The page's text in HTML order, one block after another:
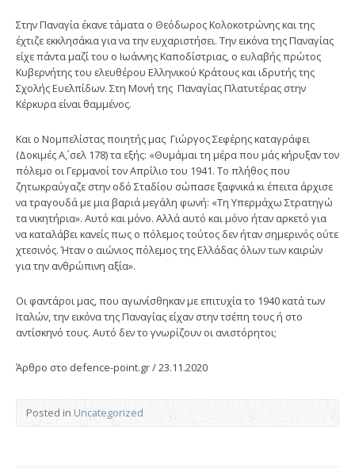
Στην Παναγία έκανε τάματα ο Θεόδωρος Κολοκοτρώνης και της
έχτιζε εκκλησάκια για να την ευχαριστήσει. Την εικόνα της Παναγίας
είχε πάντα μαζί του ο Ιωάννης Καποδίστριας, ο ευλαβής πρώτος
Κυβερνήτης του ελευθέρου Ελληνικού Κράτους και ιδρυτής της
Σχολής Ευελπίδων. Στη Μονή της Παναγίας Πλατυτέρας στην
Κέρκυρα είναι θαμμένος.
Και ο Νομπελίστας ποιητής μας Γιώργος Σεφέρης καταγράφει
(Δοκιμές Α΄, σελ 178) τα εξής: «Θυμάμαι τη μέρα που μάς κήρυξαν τον
πόλεμο οι Γερμανοί τον Απρίλιο του 1941. Το πλήθος που
ζητωκραύγαζε στην οδό Σταδίου σώπασε ξαφνικά κι έπειτα άρχισε
να τραγουδά με μια βαριά μεγάλη φωνή: «Τη Υπερμάχω Στρατηγώ
τα νικητήρια». Αυτό και μόνο. Αλλά αυτό και μόνο ήταν αρκετό για
να καταλάβει κανείς πως ο πόλεμος τούτος δεν ήταν σημερινός ούτε
χτεσινός. Ήταν ο αιώνιος πόλεμος της Ελλάδας όλων των καιρών
για την ανθρώπινη αξία».
Οι φαντάροι μας, που αγωνίσθηκαν με επιτυχία το 1940 κατά των
Ιταλών, την εικόνα της Παναγίας είχαν στην τσέπη τους ή στο
αντίσκηνό τους. Αυτό δεν το γνωρίζουν οι ανιστόρητοι;
Άρθρο στο defence-point.gr / 23.11.2020
Posted in Uncategorized